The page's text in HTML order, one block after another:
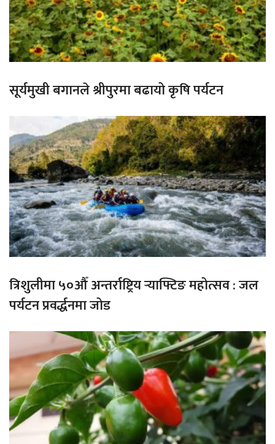
सूर्यमुखी बगानले श्रीपुरमा बढायो कृषि पर्यटन
त्रिशुलीमा ५०औँ अन्तर्राष्ट्रिय र्‍याफ्टिङ महोत्सव : जल
पर्यटन प्रवर्द्धनमा जोड